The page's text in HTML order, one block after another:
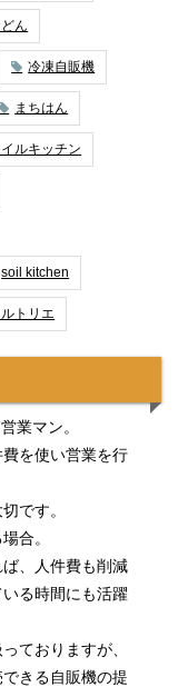
ん
冷凍自販機
まちはん
イルキッチン
soil kitchen
トリエ
業マン。
を使い営業を行
です。
合。
、人件費も削減
る時間にも活躍
ておりますが、
きる自販機の提